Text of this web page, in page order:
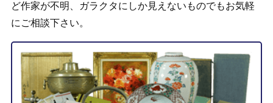
ど作家が不明、ガラクタにしか見えないものでもお気軽
にご相談下さい。